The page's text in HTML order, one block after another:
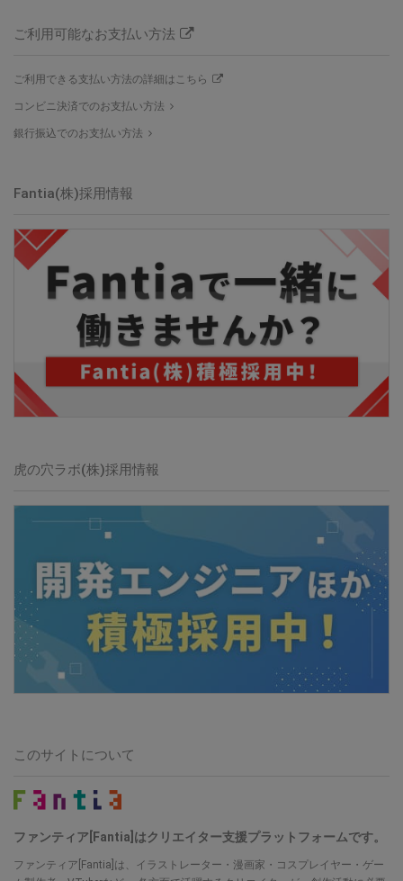
ご利用可能なお支払い方法
ご利用できる支払い方法の詳細はこちら
コンビニ決済でのお支払い方法
銀行振込でのお支払い方法
Fantia(株)採用情報
虎の穴ラボ(株)採用情報
このサイトについて
ファンティア[Fantia]はクリエイター支援プラットフォームです。
ファンティア[Fantia]は、イラストレーター・漫画家・コスプレイヤー・ゲー